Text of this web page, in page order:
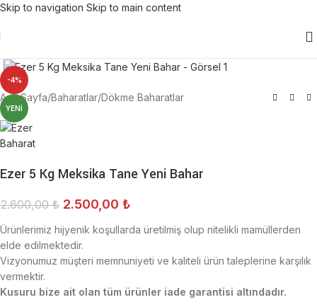
Skip to navigation Skip to main content
-4%
YENI
Ana Sayfa/Baharatlar/Dökme Baharatlar
Ezer 5 Kg Meksika Tane Yeni Bahar
2.600,00₺ 2.500,00 ₺
Ürünlerimiz hijyenik koşullarda üretilmiş olup nitelikli mamüllerden
elde edilmektedir.
Vizyonumuz müşteri memnuniyeti ve kaliteli ürün taleplerine karşılık
vermektir.
Kusuru bize ait olan tüm ürünler iade garantisi altındadır.